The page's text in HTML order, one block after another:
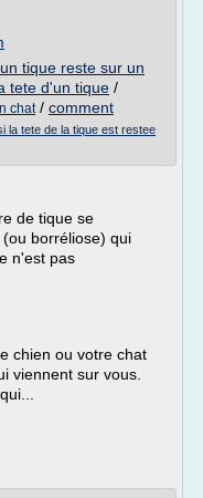
tique reste sur un
tete d'un tique /
chat/ comment
la tete de la tique est restee
de tique se
borréliose) qui
n'est pas
chien ou votre chat
viennent sur vous.